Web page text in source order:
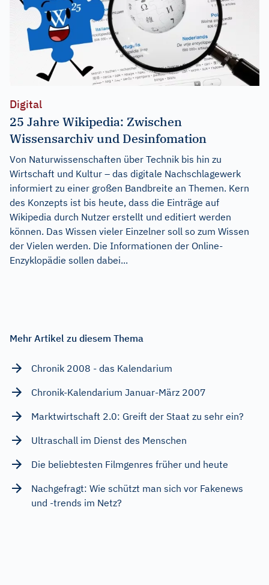
Digital
25 Jahre Wikipedia: Zwischen
Wissensarchiv und Desinfomation
Von Naturwissenschaften über Technik bis hin zu
Wirtschaft und Kultur – das digitale Nachschlagewerk
informiert zu einer großen Bandbreite an Themen. Kern
des Konzepts ist bis heute, dass die Einträge auf
Wikipedia durch Nutzer erstellt und editiert werden
können. Das Wissen vieler Einzelner soll so zum Wissen
der Vielen werden. Die Informationen der Online-
Enzyklopädie sollen dabei...
Mehr Artikel zu diesem Thema
Chronik 2008 - das Kalendarium
Chronik-Kalendarium Januar-März 2007
Marktwirtschaft 2.0: Greift der Staat zu sehr ein?
Ultraschall im Dienst des Menschen
Die beliebtesten Filmgenres früher und heute
Nachgefragt: Wie schützt man sich vor Fakenews
und -trends im Netz?